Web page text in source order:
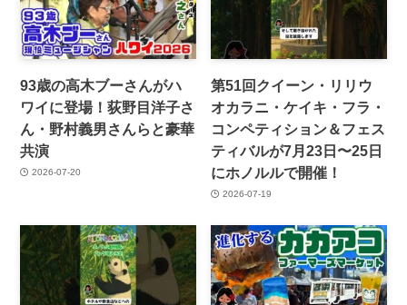
93歳の高木ブーさんがハ
ワイに登場！荻野目洋子さ
ん・野村義男さんらと豪華
共演
2026-07-20
第51回クイーン・リリウ
オカラニ・ケイキ・フラ・
コンペティション＆フェス
ティバルが7月23日〜25日
にホノルルで開催！
2026-07-19